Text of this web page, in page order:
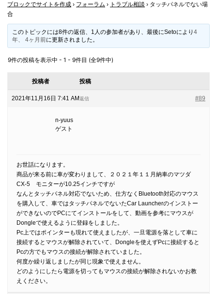
ブロックでサイトを作成 › フォーラム › トラブル相談 › タッチパネルでない場
合
このトピックには8件の返信、1人の参加者があり、最後にSetoにより4
年、 4ヶ月前に更新されました。
9件の投稿を表示中 - 1 - 9件目 (全9件中)
投稿者 投稿
2021年11月16日 7:41 AM #89
返信
n-yuus
ゲスト
お世話になります。
商品が来る前に車が変わりまして、２０２１年１１月納車のマツダ
CX-5 モニターが10.25インチですが
なんとタッチパネル対応でないため、仕方なくBluetooth対応のマウス
を購入して、車ではタッチパネルでないたCar Launcherのインストー
ができないのでPCにてインストールをして、動画を参考にマウスが
Dongleで使えるように登録をしました。
Pc上ではポインターも現れて使えましたが、一旦電源を落として車に
接続するとマウスが解除されていて、Dongleを使えずPcに接続すると
Pcの方でもマウスの接続が解除されていました。
何度か繰り返しましたが同じ現象で使えません。
どのようにしたら電源を切ってもマウスの接続が解除されないかお教
えください。